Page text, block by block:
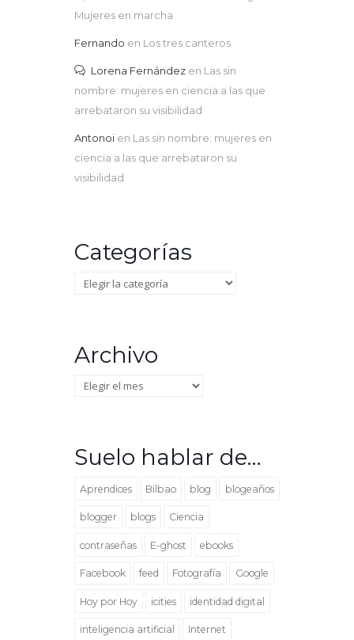
Mujeres en marcha
Fernando en Los tres canteros
Lorena Fernández en Las sin
nombre: mujeres en ciencia a las que
arrebataron su visibilidad
Antonoi en Las sin nombre: mujeres en
ciencia a las que arrebataron su
visibilidad
Categorías
Categorías
Archivo
Archivo
Suelo hablar de…
Aprendices Bilbao blog blogeaños
blogger blogs Ciencia
contraseñas E-ghost ebooks
Facebook feed Fotografía Google
Hoy por Hoy icities identidad digital
inteligencia artificial Internet